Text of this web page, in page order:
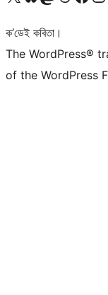
ক’ডেই কবিতা।
The WordPress®
of the WordPress